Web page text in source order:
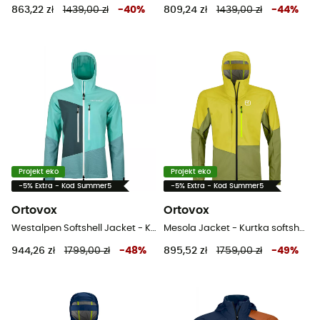
863,22 zł 1439,00 zł -40% 809,24 zł 1439,00 zł -44%
Projekt eko
-5% Extra - Kod Summer5
Ortovox
944,26 zł 1799,00 zł -48%
Projekt eko
-5% Extra - Kod Summer5
Ortovox
895,52 zł 1759,00 zł -49%